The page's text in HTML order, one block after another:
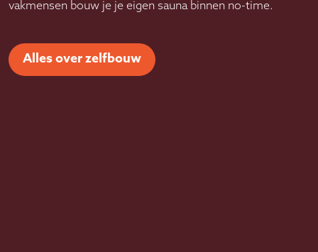
vakmensen bouw je je eigen sauna binnen no-time.
Alles over zelfbouw